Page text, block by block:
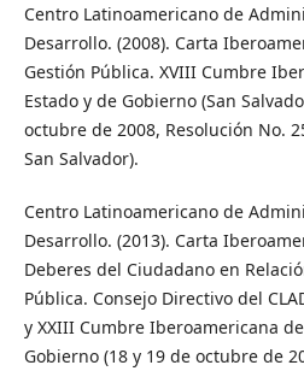
Centro Latinoamericano de
Desarrollo. (2008). Carta
Gestión Pública. XVIII Cumbre
Estado y de Gobierno (San
octubre de 2008, Resolución No.
San Salvador).
Centro Latinoamericano de
Desarrollo. (2013). Carta
Deberes del Ciudadano en
Pública. Consejo Directivo del
y XXIII Cumbre Iberoamericana
Gobierno (18 y 19 de octubre de